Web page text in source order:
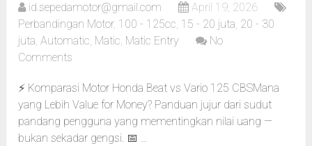
id.sepedamotor@gmail.com
April 19, 2026
Perbandingan Motor, 100 - 125cc, 15 - 20 juta, 20 - 30
juta,Automatic, Matic, Matic Entry
No
Comments
⚡ Komparasi Motor Honda Beat vs Vario 125 CBSMana
yang Lebih Value for Money? Panduan jujur dari sudut
pandang pengguna yang mementingkan nilai uang —
bukan sekadar gengsi. 📅 …